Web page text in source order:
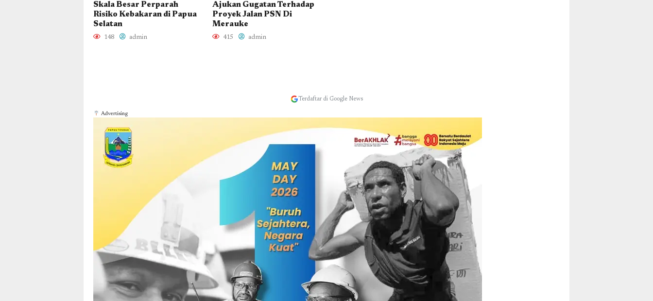
Skala Besar Perparah
Risiko Kebakaran di Papua
Selatan
148 admin
Ajukan Gugatan Terhadap
Proyek Jalan PSN Di
Merauke
415 admin
Terdaftar di Google News
Advertising